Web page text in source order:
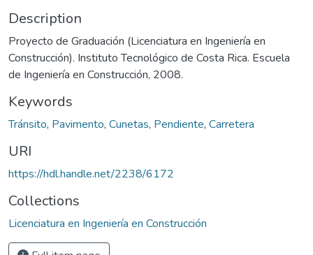
Description
Proyecto de Graduación (Licenciatura en Ingeniería en
Construcción). Instituto Tecnológico de Costa Rica. Escuela
de Ingeniería en Construcción, 2008.
Keywords
Tránsito, Pavimento, Cunetas, Pendiente, Carretera
URI
https://hdl.handle.net/2238/6172
Collections
Licenciatura en Ingeniería en Construcción